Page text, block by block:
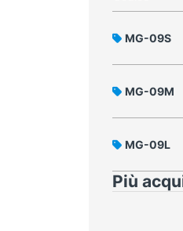
MG-09S
MG-09M
MG-09L
Più